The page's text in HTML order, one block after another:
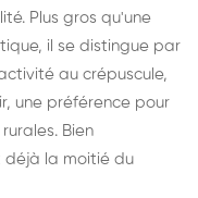
Plus gros qu'une
il se distingue par
au crépuscule,
une préférence pour
Bien
déjà la moitié du